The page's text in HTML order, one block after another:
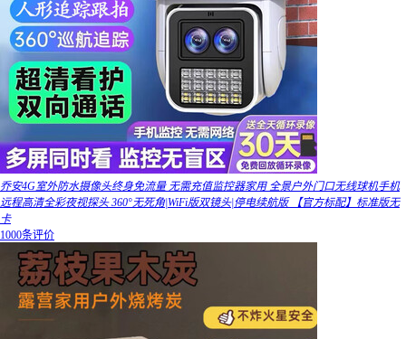
乔安4G室外防水摄像头终身免流量 无需充值监控器家用 全景户外门口无线球机手机
远程高清全彩夜视探头 360°无死角|WiFi版双镜头|停电续航版 【官方标配】标准版无
卡
1000条评价